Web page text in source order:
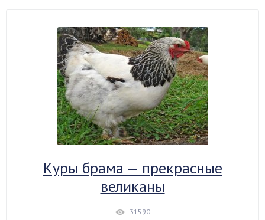
Куры брама — прекрасные
великаны
31590